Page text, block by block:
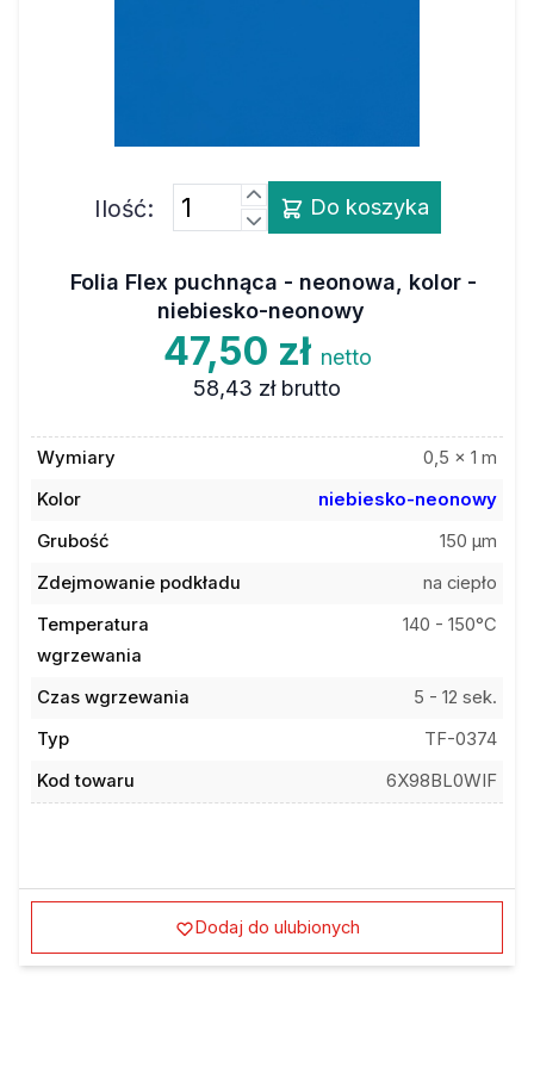
Ilość: Do koszyka
Folia Flex puchnąca - neonowa, kolor -
niebiesko-neonowy
47,50 zł netto
58,43 zł brutto
Wymiary
0,5 x 1 m
Kolor
niebiesko-neonowy
Grubość
150 µm
Zdejmowanie podkładu
na ciepło
Temperatura
wgrzewania
140 - 150°C
Czas wgrzewania
5 - 12 sek.
Typ
TF-0374
Kod towaru
6X98BL0WIF
Dodaj do ulubionych